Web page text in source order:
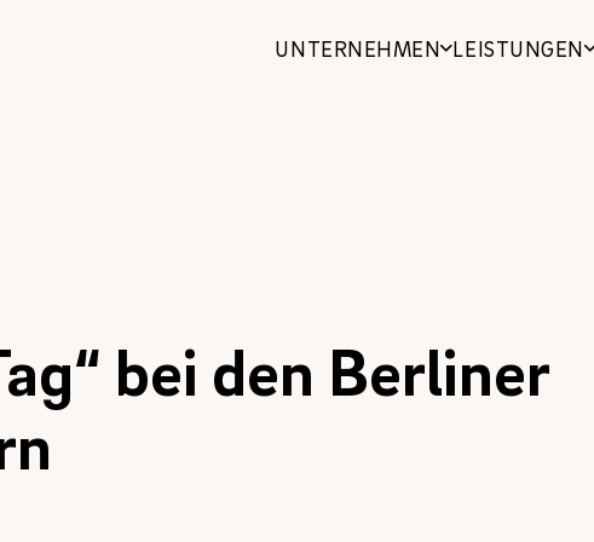
UNTERNEHMEN LEISTUNGEN
und Güter
bei den Berliner